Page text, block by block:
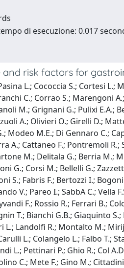
di esecuzione: 0.017
risk factors for
L.; Cococcia S.; Cortesi L.;
C.; Corrao S.; Marengoni
M.; Grignani G.; Pulixi E.A.;
A.; Olivieri O.; Girelli D.;
Modeo M.E.; Di Gennaro C.;
A.; Cattaneo F.; Pontremoli R.;
M.; Delitala G.; Berria M.;
G.; Corsi M.; Bellelli G.;
S.; Fabris F.; Bertozzi I.;
V.; Pareo I.; SabbA C.; Vella
F.; Rossio R.; Ferrari B.;
T.; Bianchi G.B.; Giaquinto
L.; Landolfi R.; Montalto M.;
L.; Colangelo L.; Falbo T.;
L.; Pettinari P.; Ghio R.; Col
C.; Mete F.; Gino M.;